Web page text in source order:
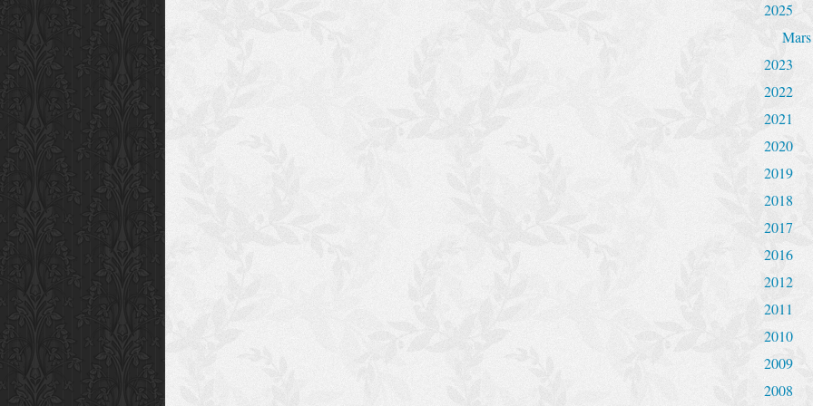
2025
Mars
2023
2022
2021
2020
2019
2018
2017
2016
2012
2011
2010
2009
2008